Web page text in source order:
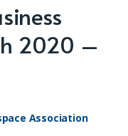
2020 –
Association